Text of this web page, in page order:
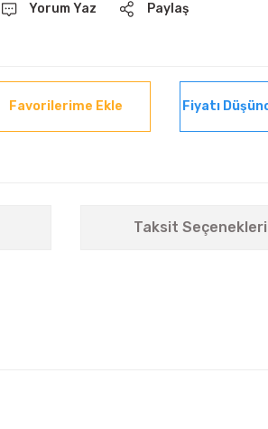
Yorum Yaz Paylaş
Fiyatı
Taksit Seçenekleri